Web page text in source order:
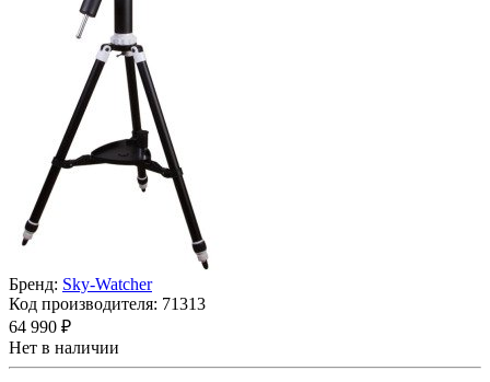
Бренд: Sky-Watcher
Код производителя: 71313
64 990 ₽
Нет в наличии